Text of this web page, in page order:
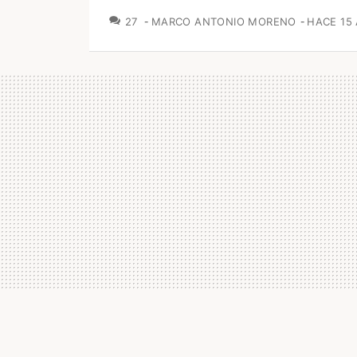
27 COMENTARIOS
MARCO ANTONIO MORENO HACE 15